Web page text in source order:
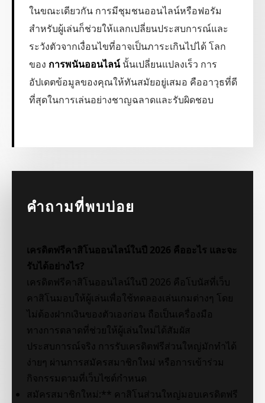
ในขณะเดียวกัน การมีชุมชนออนไลน์หรือฟอรัม
สำหรับผู้เล่นก็ช่วยให้แลกเปลี่ยนประสบการณ์และ
ระวังตัวจากเงื่อนไขที่อาจเป็นภาระเกินไปได้ โลก
ของ การพนันออนไลน์นั้นเปลี่ยนแปลงเร็ว การ
อัปเดตข้อมูลของคุณให้ทันสมัยอยู่เสมอ คืออาวุธที่ดี
ที่สุดในการเล่นอย่างชาญฉลาดและรับผิดชอบ
คำถามที่พบบ่อย
เครดิตฟรีคาสิโนออนไลน์ในปี 2026 คืออะไร และจะ
รับได้อย่างไร?
เครดิตฟรีคาสิโนออนไลน์ในปี 2026 คือโบนัสที่เว็บ
คาสิโนมอบให้ผู้เล่นเพื่อใช้ทดลองเล่นเกมต่างๆ โดย
ไม่ต้องฝากเงินของตัวเองก่อน ถือเป็นเครื่องมือ
ทางการตลาดที่ช่วยให้ผู้เล่นใหม่ได้สัมผัส
ประสบการณ์จริง การรับเครดิตฟรีส่วนใหญ่มักทำได้
ง่ายๆ ผ่านการสมัครสมาชิกใหม่ หรือการเข้าร่วม
กิจกรรมตามที่เว็บไซต์กำหนด
สมัครสมาชิกใหม่:** คาสิโนส่วนใหญ่มอบเครดิตฟรี